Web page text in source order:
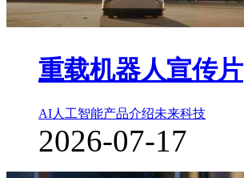
重载机器人宣传片
AI人工智能产品介绍未来科技
2026-07-17